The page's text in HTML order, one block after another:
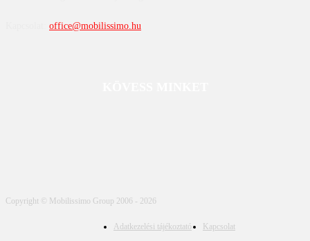
office@mobilissimo.hu
Copyright © Mobilissimo Group 2006 - 2026
Adatkezelési tájékoztató Kapcsolat